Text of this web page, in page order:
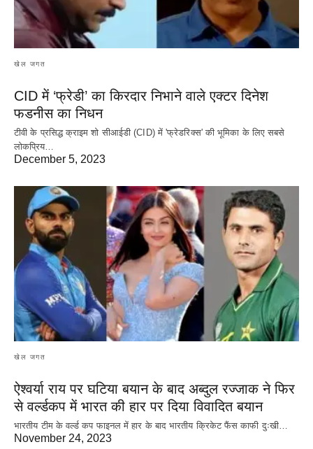
खेल जगत
CID में ‘फ्रेडी’ का किरदार निभाने वाले एक्टर दिनेश
फडनीस का निधन
टीवी के प्रसिद्ध क्राइम शो सीआईडी (CID) में 'फ्रेडरिक्स' की भूमिका के लिए सबसे
लोकप्रिय…
December 5, 2023
खेल जगत
ऐश्वर्या राय पर‌ घटिया बयान के बाद अब्दुल रज्जाक ने फिर
से वर्ल्डकप में भारत की हार पर दिया विवादित बयान
भारतीय टीम के वर्ल्ड कप फाइनल में हार के‌ बाद भारतीय क्रिकेट फैंस काफी दुःखी…
November 24, 2023